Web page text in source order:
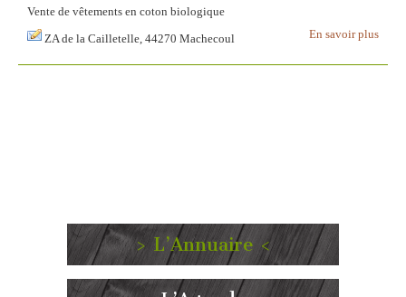
Vente de vêtements en coton biologique
En savoir plus
ZA de la Cailletelle, 44270 Machecoul
> L’Annuaire <